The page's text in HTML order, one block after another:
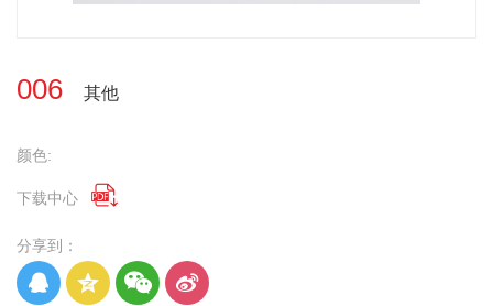
006 其他
颜色:
下载中心 
分享到：